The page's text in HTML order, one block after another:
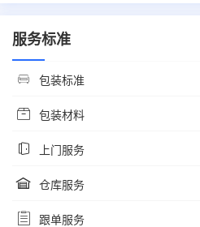
服务标准
包装标准
包装材料
上门服务
仓库服务
跟单服务